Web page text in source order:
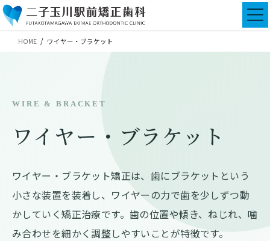
コ
ン
ナ
ビ
HOME ワイヤー・ブラケット
WIRE & BRACKET
ワイヤー・ブラケット
ワイヤー・ブラケット矯正は、歯にブラケットという
小さな装置を装着し、ワイヤーの力で歯を少しずつ動
かしていく矯正治療です。歯の位置や傾き、ねじれ、噛
み合わせを細かく調整しやすいことが特徴です。